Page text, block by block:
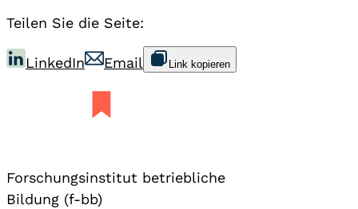
Teilen Sie die Seite:
LinkedIn Email Link kopieren
Forschungsinstitut betriebliche
Bildung (f-bb)